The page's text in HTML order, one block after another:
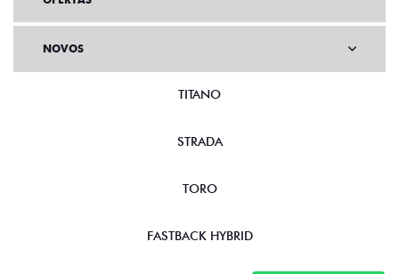
NOVOS
TITANO
STRADA
TORO
FASTBACK HYBRID